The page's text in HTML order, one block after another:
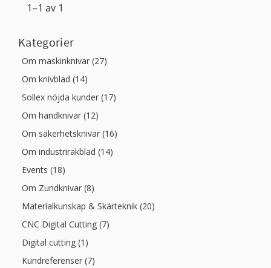
1–1 av 1
Kategorier
Om maskinknivar (27)
Om knivblad (14)
Sollex nöjda kunder (17)
Om handknivar (12)
Om säkerhetsknivar (16)
Om industrirakblad (14)
Events (18)
Om Zundknivar (8)
Materialkunskap & Skärteknik (20)
CNC Digital Cutting (7)
Digital cutting (1)
Kundreferenser (7)